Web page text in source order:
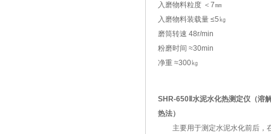
入磨物料粒度 ＜7㎜
入磨物料装载量 ≤5㎏
磨筒转速 48r/min
粉磨时间 ≈30min
净重 ≈300㎏
SHR-650Ⅱ水泥水化热测定仪（溶
热法）
主要用于测定水泥水化前后，